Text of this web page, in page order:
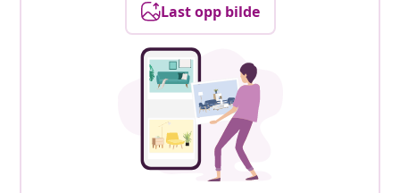
Last opp bilde